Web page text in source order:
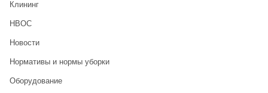
Клининг
НВОС
Новости
Нормативы и нормы уборки
Оборудование